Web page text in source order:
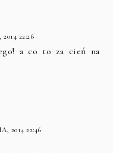
22:26
a co to za cień na
2014 22:46